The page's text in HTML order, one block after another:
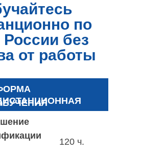
по
России без
от работы
120 ч.